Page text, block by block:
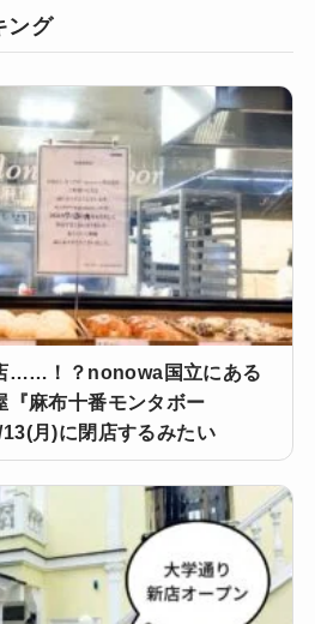
ング
……！？nonowa国立にある
『麻布十番モンタボー
月)に閉店するみたい